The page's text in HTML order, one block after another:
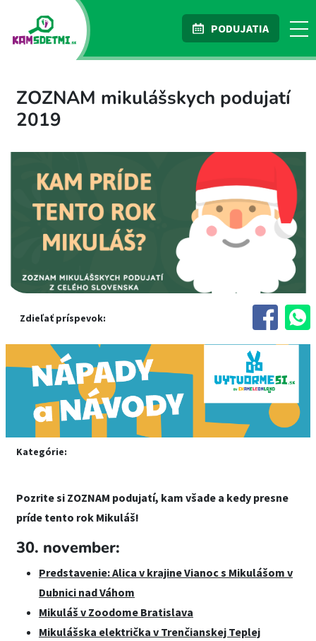
PODUJATIA
ZOZNAM mikulášskych podujatí
2019
Zdieľať príspevok:
Kategórie:
Pozrite si ZOZNAM podujatí, kam všade a kedy presne
príde tento rok Mikuláš!
30. november:
Predstavenie: Alica v krajine Vianoc s Mikulášom v
Dubnici nad Váhom
Mikuláš v Zoodome Bratislava
Mikulášska električka v Trenčianskej Teplej